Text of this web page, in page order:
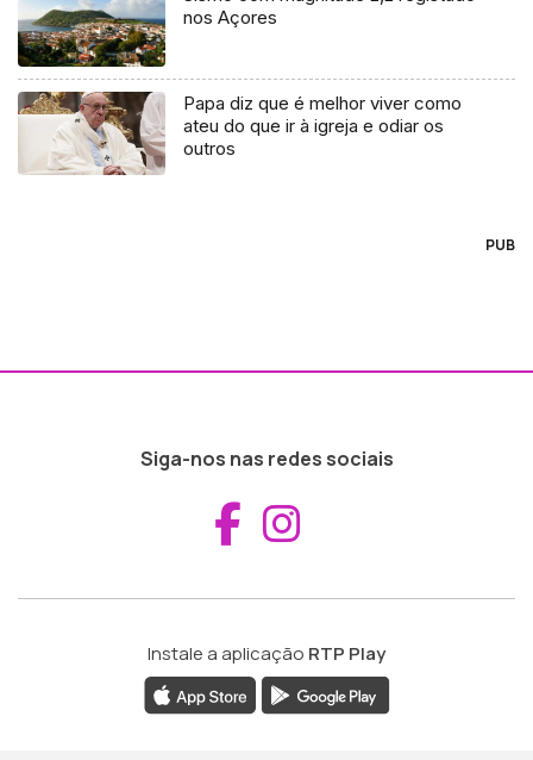
nos Açores
Papa diz que é melhor viver como
ateu do que ir à igreja e odiar os
outros
PUB
Siga-nos nas redes sociais
Aceder ao
Instale a aplicação RTP Play